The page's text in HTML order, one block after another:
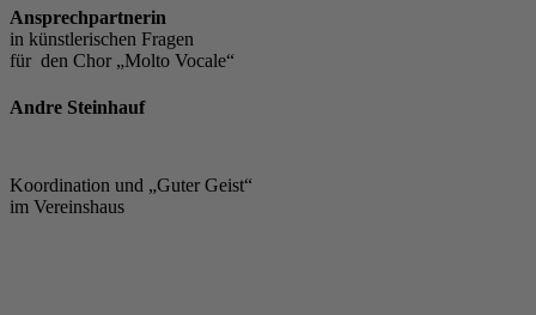
Ansprechpartnerin
in künstlerischen Fragen
für den Chor „Molto Vocale“
Andre Steinhauf
Koordination und „Guter Geist“
im Vereinshaus